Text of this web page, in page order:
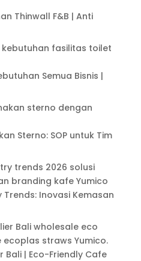
Thinwall F&B | Anti
Semua Bisnis |
Sterno: SOP untuk Tim
Inovasi Kemasan
Bali | Eco-Friendly Cafe